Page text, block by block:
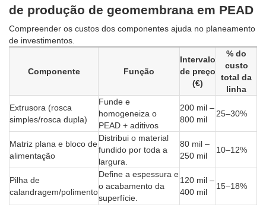
de produção de geomembrana em PEAD
Compreender os custos dos componentes ajuda no planeamento
de investimentos.
Componente Função
Intervalo
de preço
(€)
% do
custo
total da
linha
Extrusora (rosca
simples/rosca dupla)
Funde e
homogeneiza o
PEAD + aditivos
200 mil –
800 mil
25–30%
Matriz plana e bloco de
alimentação
Distribui o material
fundido por toda a
largura.
80 mil –
250 mil
10–12%
Pilha de
calandragem/polimento
Define a espessura e
o acabamento da
superfície.
120 mil –
400 mil
15–18%